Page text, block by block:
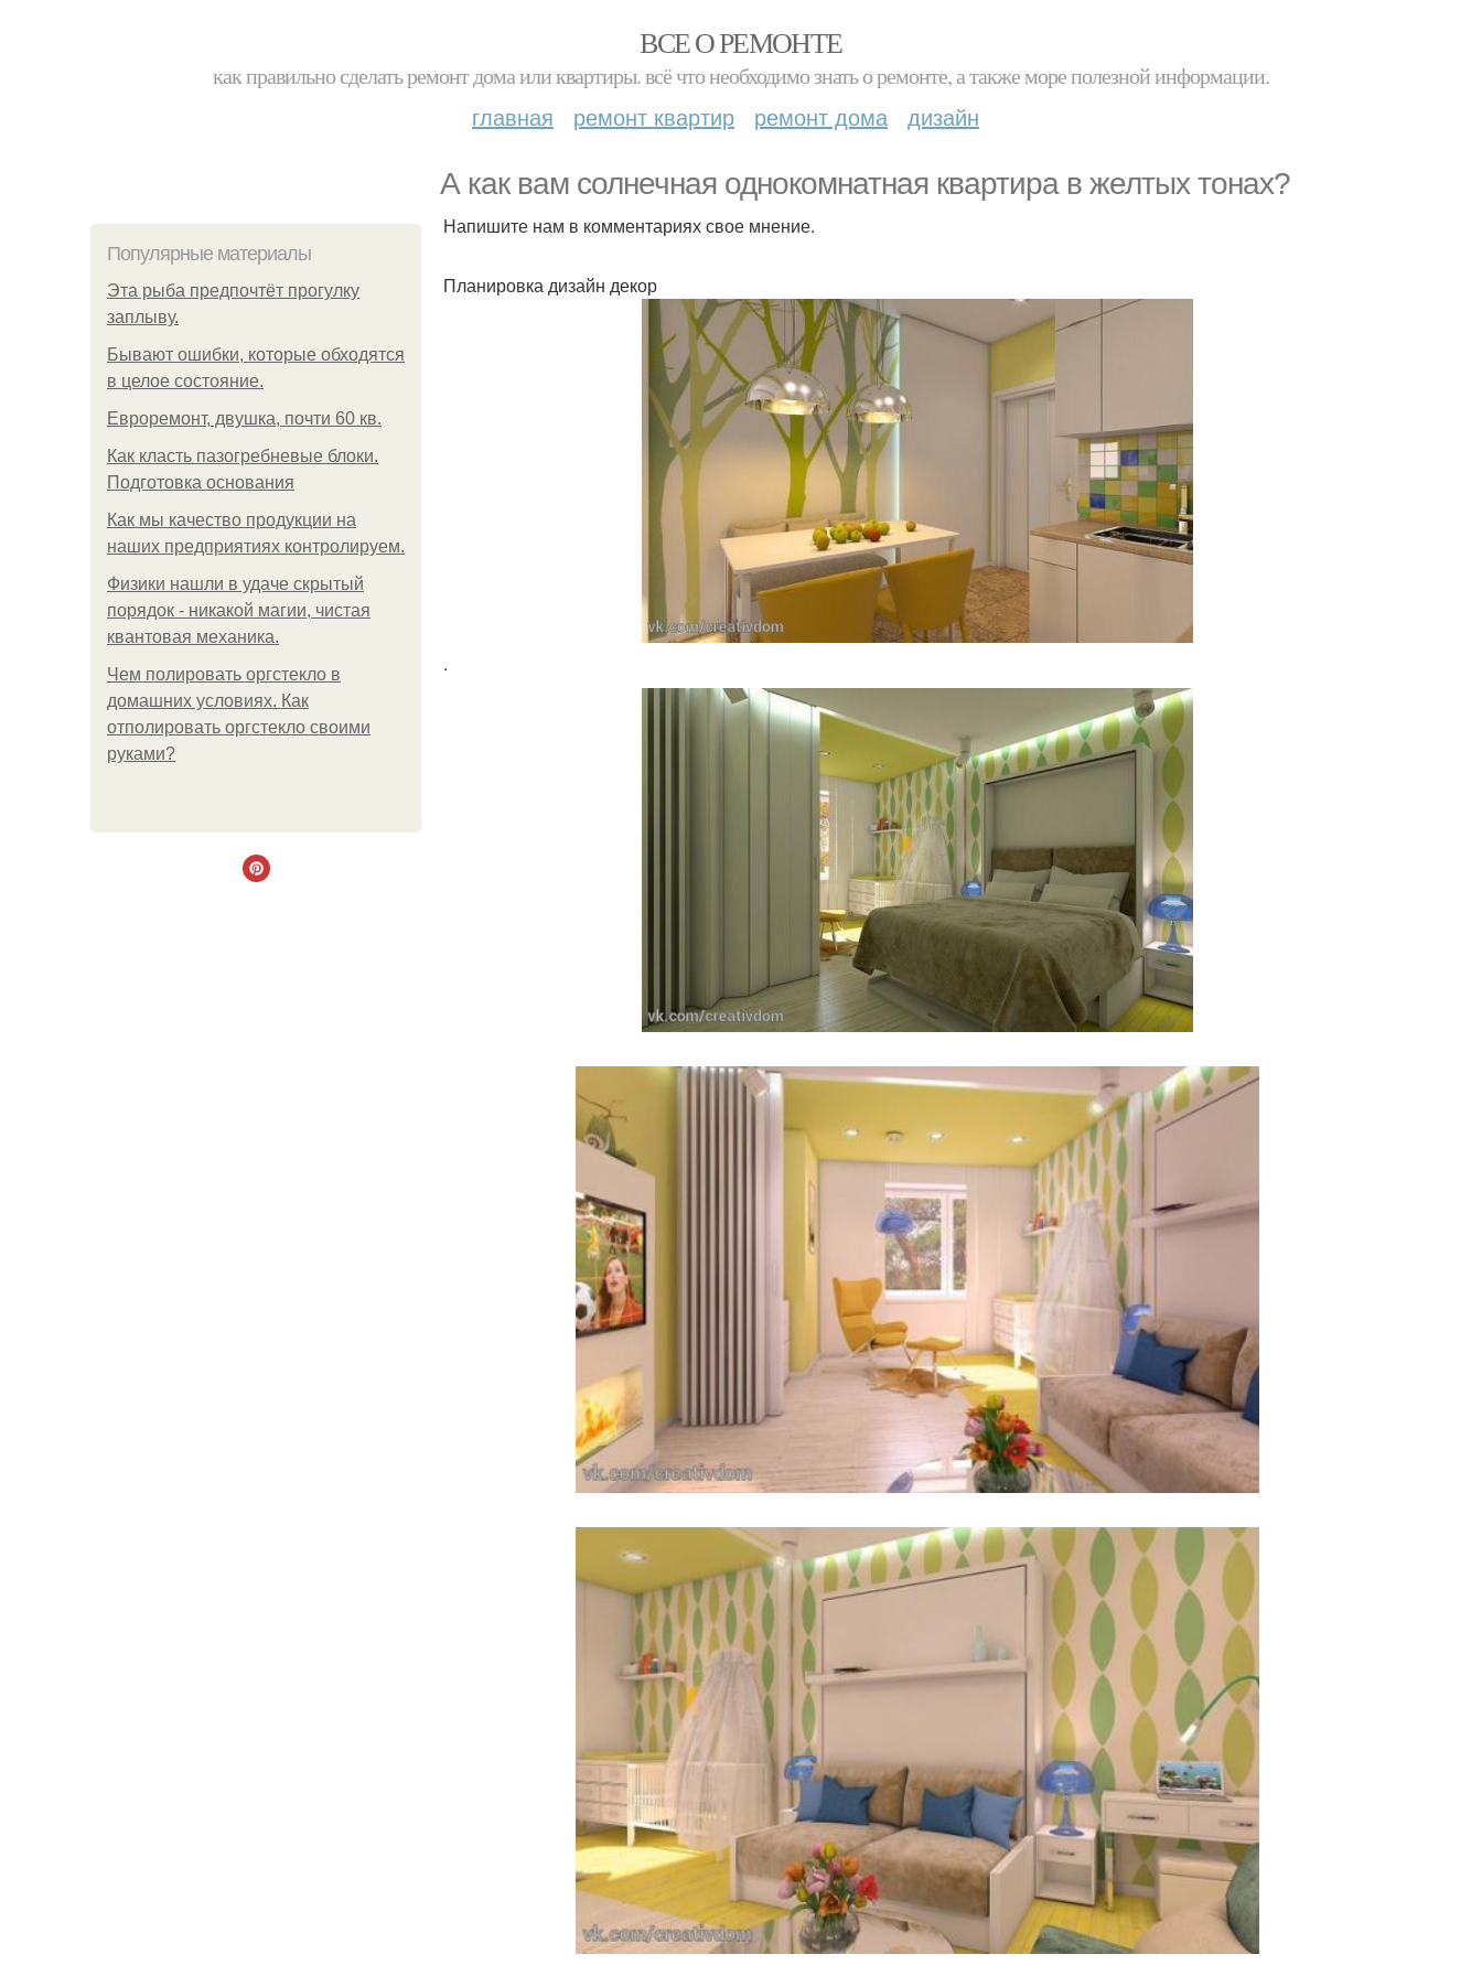
ВСЕ О РЕМОНТЕ
как правильно сделать ремонт дома или квартиры. всё что необходимо знать о ремонте, а также море полезной информации.
главная ремонт квартир ремонт дома дизайн
А как вам солнечная однокомнатная квартира в желтых тонах?
Популярные материалы
Эта рыба предпочтёт прогулку
заплыву.
Бывают ошибки, которые обходятся
в целое состояние.
Евроремонт, двушка, почти 60 кв.
Как класть пазогребневые блоки.
Подготовка основания
Как мы качество продукции на
наших предприятиях контролируем.
Физики нашли в удаче скрытый
порядок - никакой магии, чистая
квантовая механика.
Чем полировать оргстекло в
домашних условиях. Как
отполировать оргстекло своими
руками?
Напишите нам в комментариях свое мнение.
Планировка дизайн декор
.